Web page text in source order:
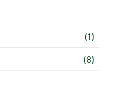
(1)
(8)